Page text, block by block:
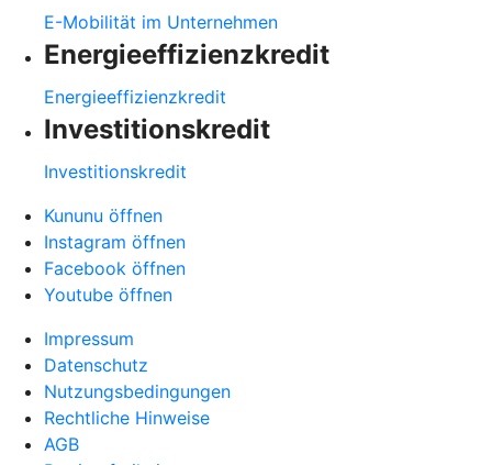
E-Mobilität im Unternehmen
Energieeffizienzkredit
Energieeffizienzkredit
Investitionskredit
Investitionskredit
Kununu öffnen
Instagram öffnen
Facebook öffnen
Youtube öffnen
Impressum
Datenschutz
Nutzungsbedingungen
Rechtliche Hinweise
AGB